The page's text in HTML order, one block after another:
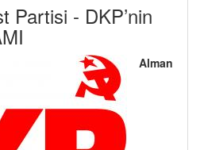
Partisi - DKP’nin
Alman